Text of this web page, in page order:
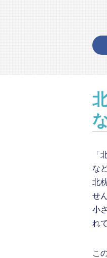
「
な
北
せ
小
れ
こ